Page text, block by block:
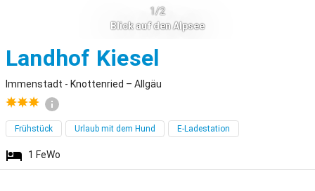
1/2
Blick auf den Alpsee
Landhof Kiesel
Immenstadt - Knottenried – Allgäu
Frühstück Urlaub mit dem Hund E-Ladestation
1 FeWo